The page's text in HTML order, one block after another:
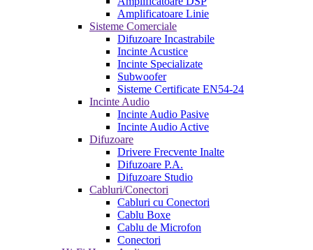
Amplificatoare Linie
Sisteme Comerciale
Difuzoare Incastrabile
Incinte Acustice
Incinte Specializate
Subwoofer
Sisteme Certificate EN54-24
Incinte Audio
Incinte Audio Pasive
Incinte Audio Active
Difuzoare
Drivere Frecvente Inalte
Difuzoare P.A.
Difuzoare Studio
Cabluri/Conectori
Cabluri cu Conectori
Cablu Boxe
Cablu de Microfon
Conectori